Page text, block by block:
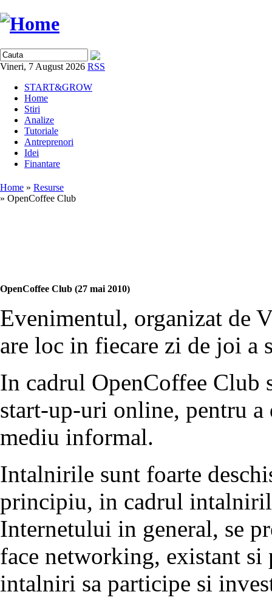
Vineri, 7 August 2026 RSS
START&GROW
Home
Stiri
Analize
Tutoriale
Antreprenori
Idei
Finantare
Home » Resurse
» OpenCoffee Club
OpenCoffee Club (27 mai 2010)
Evenimentul, organizat de
are loc in fiecare zi de joi a
In cadrul OpenCoffee Club
start-up-uri online, pentru
mediu informal.
Intalnirile sunt foarte
principiu, in cadrul
Internetului in general, se
face networking, existant
intalniri sa participe si